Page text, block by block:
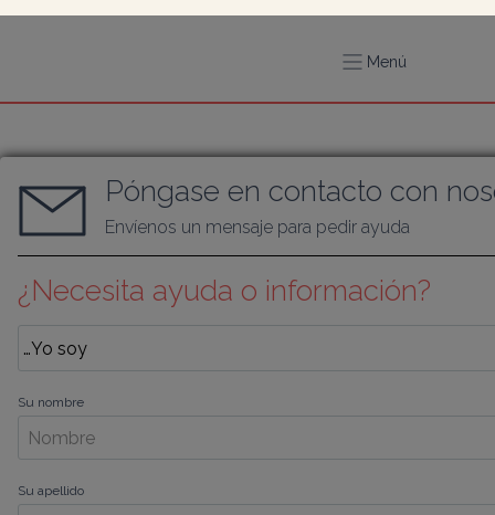
Menú
Póngase en contacto con
Envíenos un mensaje para pedir ayuda
¿Necesita ayuda o información?
Su nombre
Su apellido